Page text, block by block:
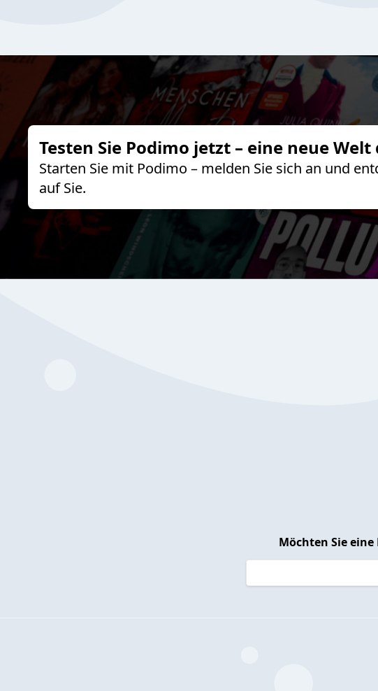
Testen Sie Podimo jetzt – eine neue
Starten Sie mit Podimo – melden Sie sich an und
auf Sie.
Möchten Sie